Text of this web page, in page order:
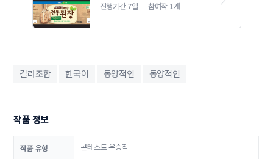
진행기간 7일 참여작 1개
컬러조합 한국어 동양적인 동양적인
작품 정보
작품 유형 콘테스트 우승작